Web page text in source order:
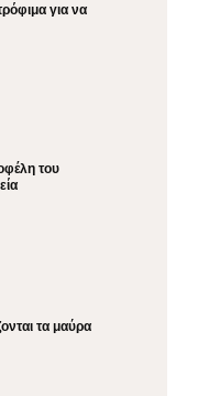
για να
του
τα μαύρα